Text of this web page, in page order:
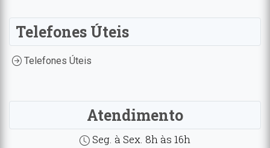
Telefones Úteis
Telefones Úteis
Atendimento
Seg. à Sex. 8h às 16h